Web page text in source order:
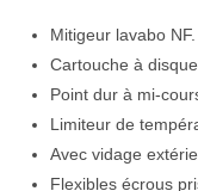
Mitigeur lavabo NF.
Cartouche à
Point dur à mi-
Limiteur de
Avec vidage
Flexibles écrous